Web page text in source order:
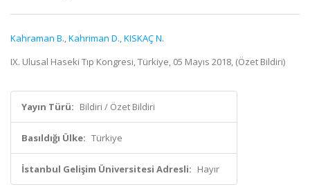
Kahraman B.,Kahriman D.,KISKAÇ N.
IX. Ulusal Haseki Tıp Kongresi, Türkiye, 05 Mayıs 2018, (Özet Bildiri)
Yayın Türü: Bildiri / Özet Bildiri
Basıldığı Ülke: Türkiye
İstanbul Gelişim Üniversitesi Adresli: Hayır